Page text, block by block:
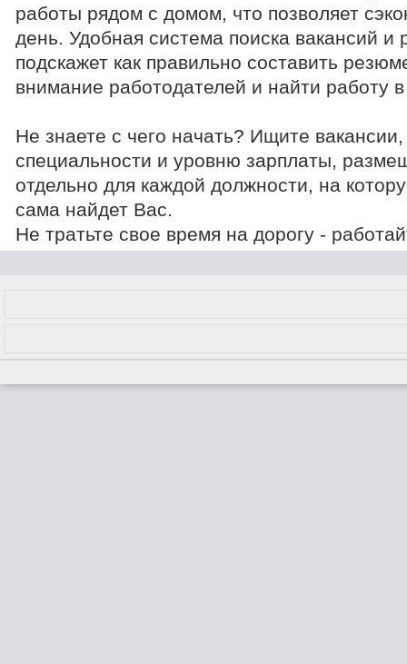
работы рядом с домом, что позволяет
день. Удобная система поиска вакансий
подскажет как правильно составить
внимание работодателей и найти работу
Не знаете с чего начать? Ищите
специальности и уровню зарплаты,
отдельно для каждой должности, на
сама найдет Вас.
Не тратьте свое время на дорогу -